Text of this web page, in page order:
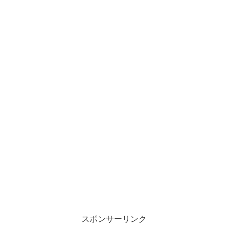
スポンサーリンク